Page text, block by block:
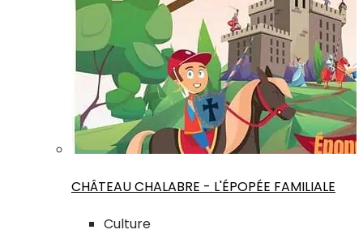
CHÂTEAU CHALABRE - L'ÉPOPÉE FAMILIALE
Culture